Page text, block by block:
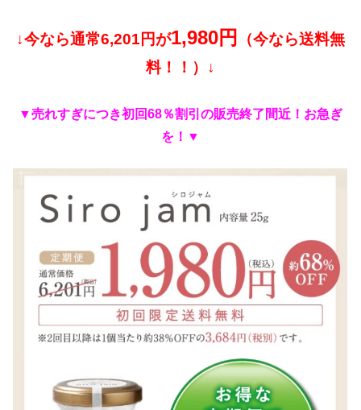
↓今なら通常6,201円が1,980円
（今なら送料無
料！！）↓
▼売れすぎにつき初回68％割引の販売終了間近！お急ぎ
を！▼